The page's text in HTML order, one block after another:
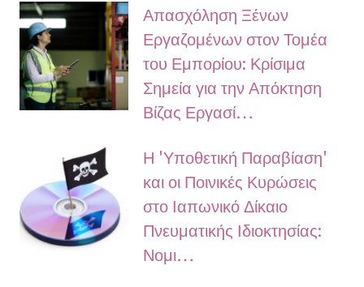
Απασχόληση Ξένων
Εργαζομένων στον Τομέα
του Εμπορίου: Κρίσιμα
Σημεία για την Απόκτηση
Βίζας Εργασί…
Η 'Υποθετική Παραβίαση'
και οι Ποινικές Κυρώσεις
στο Ιαπωνικό Δίκαιο
Πνευματικής Ιδιοκτησίας:
Νομι…